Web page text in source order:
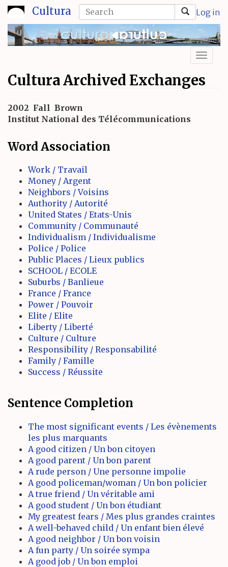
Skip
to
main
content
Cultura Log in
Search
form
Search
Cultura Archived Exchanges
2002 Fall Brown
Institut National des Télécommunications
Word Association
Work / Travail
Money / Argent
Neighbors / Voisins
Authority / Autorité
United States / Etats-Unis
Community / Communauté
Individualism / Individualisme
Police / Police
Public Places / Lieux publics
SCHOOL / ECOLE
Suburbs / Banlieue
France / France
Power / Pouvoir
Elite / Elite
Liberty / Liberté
Culture / Culture
Responsibility / Responsabilité
Family / Famille
Success / Réussite
Sentence Completion
The most significant events / Les évènements
les plus marquants
A good citizen / Un bon citoyen
A good parent / Un bon parent
A rude person / Une personne impolie
A good policeman/woman / Un bon policier
A true friend / Un véritable ami
A good student / Un bon étudiant
My greatest fears / Mes plus grandes craintes
A well-behaved child / Un enfant bien élevé
A good neighbor / Un bon voisin
A fun party / Un soirée sympa
A good job / Un bon emploi